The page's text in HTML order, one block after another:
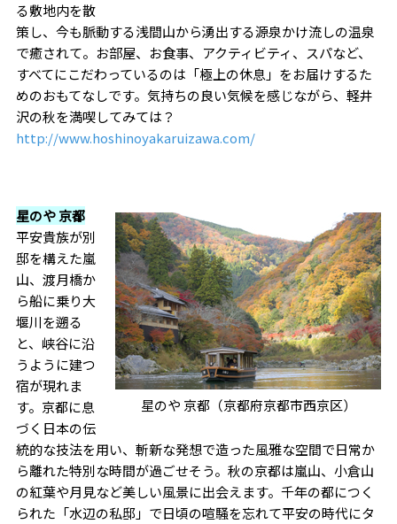
る敷地内を散
策し、今も脈動する浅間山から湧出する源泉かけ流しの温泉
で癒されて。お部屋、お食事、アクティビティ、スパなど、
すべてにこだわっているのは「極上の休息」をお届けするた
めのおもてなしです。気持ちの良い気候を感じながら、軽井
沢の秋を満喫してみては？
http://www.hoshinoyakaruizawa.com/
星のや 京都（京都府京都市西京区）
星のや 京都
平安貴族が別
邸を構えた嵐
山、渡月橋か
ら船に乗り大
堰川を遡る
と、峡谷に沿
うように建つ
宿が現れま
す。京都に息
づく日本の伝
統的な技法を用い、斬新な発想で造った風雅な空間で日常か
ら離れた特別な時間が過ごせそう。秋の京都は嵐山、小倉山
の紅葉や月見など美しい風景に出会えます。千年の都につく
られた「水辺の私邸」で日頃の喧騒を忘れて平安の時代にタ